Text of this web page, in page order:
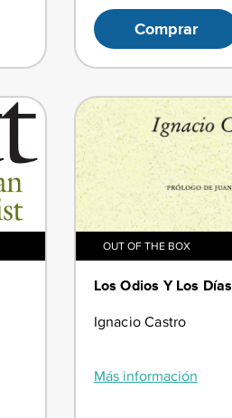
Comprar
OUT OF THE BOX
Los Odios Y Los Días
Ignacio Castro
Más información